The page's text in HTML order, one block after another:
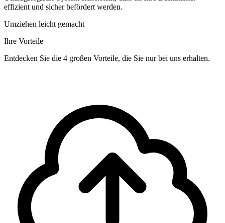
effizient und sicher befördert werden.
Umziehen leicht gemacht
Ihre Vorteile
Entdecken Sie die 4 großen Vorteile, die Sie nur bei uns erhalten.